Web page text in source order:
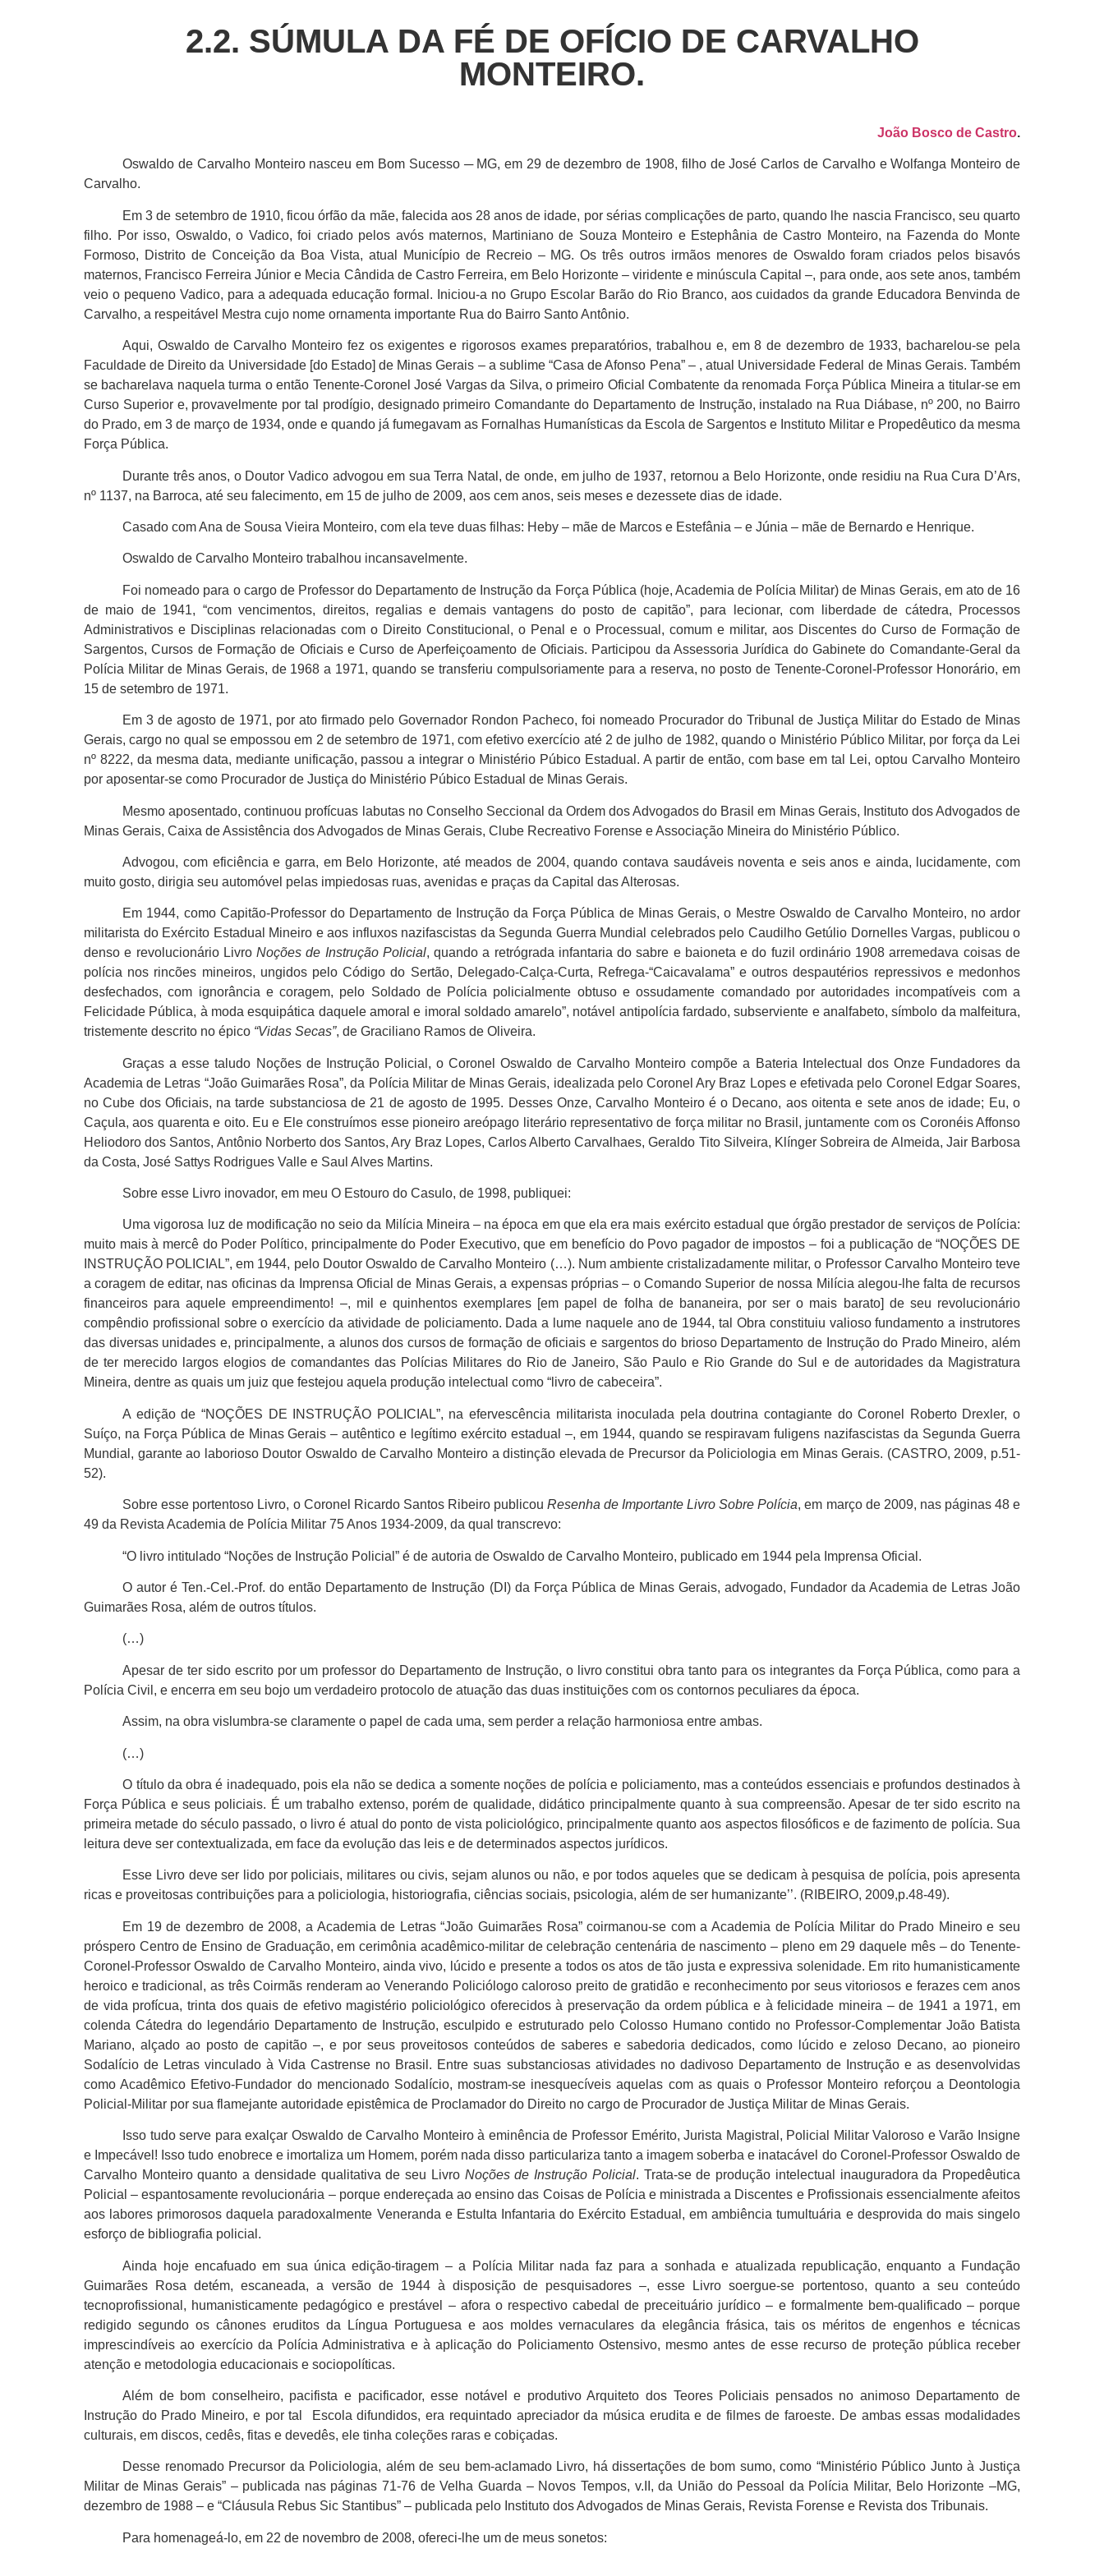
2.2. SÚMULA DA FÉ DE OFÍCIO DE CARVALHO
MONTEIRO.
João Bosco de Castro.
Oswaldo de Carvalho Monteiro nasceu em Bom Sucesso ─ MG, em 29 de dezembro de 1908, filho de José Carlos de Carvalho e Wolfanga Monteiro de
Carvalho.
Em 3 de setembro de 1910, ficou órfão da mãe, falecida aos 28 anos de idade, por sérias complicações de parto, quando lhe nascia Francisco, seu quarto
filho. Por isso, Oswaldo, o Vadico, foi criado pelos avós maternos, Martiniano de Souza Monteiro e Estephânia de Castro Monteiro, na Fazenda do Monte
Formoso, Distrito de Conceição da Boa Vista, atual Município de Recreio – MG. Os três outros irmãos menores de Oswaldo foram criados pelos bisavós
maternos, Francisco Ferreira Júnior e Mecia Cândida de Castro Ferreira, em Belo Horizonte – viridente e minúscula Capital –, para onde, aos sete anos, também
veio o pequeno Vadico, para a adequada educação formal. Iniciou-a no Grupo Escolar Barão do Rio Branco, aos cuidados da grande Educadora Benvinda de
Carvalho, a respeitável Mestra cujo nome ornamenta importante Rua do Bairro Santo Antônio.
Aqui, Oswaldo de Carvalho Monteiro fez os exigentes e rigorosos exames preparatórios, trabalhou e, em 8 de dezembro de 1933, bacharelou-se pela
Faculdade de Direito da Universidade [do Estado] de Minas Gerais – a sublime “Casa de Afonso Pena” – , atual Universidade Federal de Minas Gerais. Também
se bacharelava naquela turma o então Tenente-Coronel José Vargas da Silva, o primeiro Oficial Combatente da renomada Força Pública Mineira a titular-se em
Curso Superior e, provavelmente por tal prodígio, designado primeiro Comandante do Departamento de Instrução, instalado na Rua Diábase, nº 200, no Bairro
do Prado, em 3 de março de 1934, onde e quando já fumegavam as Fornalhas Humanísticas da Escola de Sargentos e Instituto Militar e Propedêutico da mesma
Força Pública.
Durante três anos, o Doutor Vadico advogou em sua Terra Natal, de onde, em julho de 1937, retornou a Belo Horizonte, onde residiu na Rua Cura D’Ars,
nº 1137, na Barroca, até seu falecimento, em 15 de julho de 2009, aos cem anos, seis meses e dezessete dias de idade.
Casado com Ana de Sousa Vieira Monteiro, com ela teve duas filhas: Heby – mãe de Marcos e Estefânia – e Júnia – mãe de Bernardo e Henrique.
Oswaldo de Carvalho Monteiro trabalhou incansavelmente.
Foi nomeado para o cargo de Professor do Departamento de Instrução da Força Pública (hoje, Academia de Polícia Militar) de Minas Gerais, em ato de 16
de maio de 1941, “com vencimentos, direitos, regalias e demais vantagens do posto de capitão”, para lecionar, com liberdade de cátedra, Processos
Administrativos e Disciplinas relacionadas com o Direito Constitucional, o Penal e o Processual, comum e militar, aos Discentes do Curso de Formação de
Sargentos, Cursos de Formação de Oficiais e Curso de Aperfeiçoamento de Oficiais. Participou da Assessoria Jurídica do Gabinete do Comandante-Geral da
Polícia Militar de Minas Gerais, de 1968 a 1971, quando se transferiu compulsoriamente para a reserva, no posto de Tenente-Coronel-Professor Honorário, em
15 de setembro de 1971.
Em 3 de agosto de 1971, por ato firmado pelo Governador Rondon Pacheco, foi nomeado Procurador do Tribunal de Justiça Militar do Estado de Minas
Gerais, cargo no qual se empossou em 2 de setembro de 1971, com efetivo exercício até 2 de julho de 1982, quando o Ministério Público Militar, por força da Lei
nº 8222, da mesma data, mediante unificação, passou a integrar o Ministério Púbico Estadual. A partir de então, com base em tal Lei, optou Carvalho Monteiro
por aposentar-se como Procurador de Justiça do Ministério Púbico Estadual de Minas Gerais.
Mesmo aposentado, continuou profícuas labutas no Conselho Seccional da Ordem dos Advogados do Brasil em Minas Gerais, Instituto dos Advogados de
Minas Gerais, Caixa de Assistência dos Advogados de Minas Gerais, Clube Recreativo Forense e Associação Mineira do Ministério Público.
Advogou, com eficiência e garra, em Belo Horizonte, até meados de 2004, quando contava saudáveis noventa e seis anos e ainda, lucidamente, com
muito gosto, dirigia seu automóvel pelas impiedosas ruas, avenidas e praças da Capital das Alterosas.
Em 1944, como Capitão-Professor do Departamento de Instrução da Força Pública de Minas Gerais, o Mestre Oswaldo de Carvalho Monteiro, no ardor
militarista do Exército Estadual Mineiro e aos influxos nazifascistas da Segunda Guerra Mundial celebrados pelo Caudilho Getúlio Dornelles Vargas, publicou o
denso e revolucionário LivroNoções de Instrução Policial, quando a retrógrada infantaria do sabre e baioneta e do fuzil ordinário 1908 arremedava coisas de
polícia nos rincões mineiros, ungidos pelo Código do Sertão, Delegado-Calça-Curta, Refrega-“Caicavalama” e outros despautérios repressivos e medonhos
desfechados, com ignorância e coragem, pelo Soldado de Polícia policialmente obtuso e ossudamente comandado por autoridades incompatíveis com a
Felicidade Pública, à moda esquipática daquele amoral e imoral soldado amarelo”, notável antipolícia fardado, subserviente e analfabeto, símbolo da malfeitura,
tristemente descrito no épico “Vidas Secas”, de Graciliano Ramos de Oliveira.
Graças a esse taludo Noções de Instrução Policial, o Coronel Oswaldo de Carvalho Monteiro compõe a Bateria Intelectual dos Onze Fundadores da
Academia de Letras “João Guimarães Rosa”, da Polícia Militar de Minas Gerais, idealizada pelo Coronel Ary Braz Lopes e efetivada pelo Coronel Edgar Soares,
no Cube dos Oficiais, na tarde substanciosa de 21 de agosto de 1995. Desses Onze, Carvalho Monteiro é o Decano, aos oitenta e sete anos de idade; Eu, o
Caçula, aos quarenta e oito. Eu e Ele construímos esse pioneiro areópago literário representativo de força militar no Brasil, juntamente com os Coronéis Affonso
Heliodoro dos Santos, Antônio Norberto dos Santos, Ary Braz Lopes, Carlos Alberto Carvalhaes, Geraldo Tito Silveira, Klínger Sobreira de Almeida, Jair Barbosa
da Costa, José Sattys Rodrigues Valle e Saul Alves Martins.
Sobre esse Livro inovador, em meu O Estouro do Casulo, de 1998, publiquei:
Uma vigorosa luz de modificação no seio da Milícia Mineira – na época em que ela era mais exército estadual que órgão prestador de serviços de Polícia:
muito mais à mercê do Poder Político, principalmente do Poder Executivo, que em benefício do Povo pagador de impostos – foi a publicação de “NOÇÕES DE
INSTRUÇÃO POLICIAL”, em 1944, pelo Doutor Oswaldo de Carvalho Monteiro (…). Num ambiente cristalizadamente militar, o Professor Carvalho Monteiro teve
a coragem de editar, nas oficinas da Imprensa Oficial de Minas Gerais, a expensas próprias – o Comando Superior de nossa Milícia alegou-lhe falta de recursos
financeiros para aquele empreendimento! –, mil e quinhentos exemplares [em papel de folha de bananeira, por ser o mais barato] de seu revolucionário
compêndio profissional sobre o exercício da atividade de policiamento. Dada a lume naquele ano de 1944, tal Obra constituiu valioso fundamento a instrutores
das diversas unidades e, principalmente, a alunos dos cursos de formação de oficiais e sargentos do brioso Departamento de Instrução do Prado Mineiro, além
de ter merecido largos elogios de comandantes das Polícias Militares do Rio de Janeiro, São Paulo e Rio Grande do Sul e de autoridades da Magistratura
Mineira, dentre as quais um juiz que festejou aquela produção intelectual como “livro de cabeceira”.
A edição de “NOÇÕES DE INSTRUÇÃO POLICIAL”, na efervescência militarista inoculada pela doutrina contagiante do Coronel Roberto Drexler, o
Suíço, na Força Pública de Minas Gerais – autêntico e legítimo exército estadual –, em 1944, quando se respiravam fuligens nazifascistas da Segunda Guerra
Mundial, garante ao laborioso Doutor Oswaldo de Carvalho Monteiro a distinção elevada de Precursor da Policiologia em Minas Gerais. (CASTRO, 2009, p.51-
52).
Sobre esse portentoso Livro, o Coronel Ricardo Santos Ribeiro publicou Resenha de Importante Livro Sobre Polícia, em março de 2009, nas páginas 48 e
49 da Revista Academia de Polícia Militar 75 Anos 1934-2009, da qual transcrevo:
“O livro intitulado “Noções de Instrução Policial” é de autoria de Oswaldo de Carvalho Monteiro, publicado em 1944 pela Imprensa Oficial.
O autor é Ten.-Cel.-Prof. do então Departamento de Instrução (DI) da Força Pública de Minas Gerais, advogado, Fundador da Academia de Letras João
Guimarães Rosa, além de outros títulos.
(…)
Apesar de ter sido escrito por um professor do Departamento de Instrução, o livro constitui obra tanto para os integrantes da Força Pública, como para a
Polícia Civil, e encerra em seu bojo um verdadeiro protocolo de atuação das duas instituições com os contornos peculiares da época.
Assim, na obra vislumbra-se claramente o papel de cada uma, sem perder a relação harmoniosa entre ambas.
(…)
O título da obra é inadequado, pois ela não se dedica a somente noções de polícia e policiamento, mas a conteúdos essenciais e profundos destinados à
Força Pública e seus policiais. É um trabalho extenso, porém de qualidade, didático principalmente quanto à sua compreensão. Apesar de ter sido escrito na
primeira metade do século passado, o livro é atual do ponto de vista policiológico, principalmente quanto aos aspectos filosóficos e de fazimento de polícia. Sua
leitura deve ser contextualizada, em face da evolução das leis e de determinados aspectos jurídicos.
Esse Livro deve ser lido por policiais, militares ou civis, sejam alunos ou não, e por todos aqueles que se dedicam à pesquisa de polícia, pois apresenta
ricas e proveitosas contribuições para a policiologia, historiografia, ciências sociais, psicologia, além de ser humanizante’’. (RIBEIRO, 2009,p.48-49).
Em 19 de dezembro de 2008, a Academia de Letras “João Guimarães Rosa” coirmanou-se com a Academia de Polícia Militar do Prado Mineiro e seu
próspero Centro de Ensino de Graduação, em cerimônia acadêmico-militar de celebração centenária de nascimento – pleno em 29 daquele mês – do Tenente-
Coronel-Professor Oswaldo de Carvalho Monteiro, ainda vivo, lúcido e presente a todos os atos de tão justa e expressiva solenidade. Em rito humanisticamente
heroico e tradicional, as três Coirmãs renderam ao Venerando Policiólogo caloroso preito de gratidão e reconhecimento por seus vitoriosos e ferazes cem anos
de vida profícua, trinta dos quais de efetivo magistério policiológico oferecidos à preservação da ordem pública e à felicidade mineira – de 1941 a 1971, em
colenda Cátedra do legendário Departamento de Instrução, esculpido e estruturado pelo Colosso Humano contido no Professor-Complementar João Batista
Mariano, alçado ao posto de capitão –, e por seus proveitosos conteúdos de saberes e sabedoria dedicados, como lúcido e zeloso Decano, ao pioneiro
Sodalício de Letras vinculado à Vida Castrense no Brasil. Entre suas substanciosas atividades no dadivoso Departamento de Instrução e as desenvolvidas
como Acadêmico Efetivo-Fundador do mencionado Sodalício, mostram-se inesquecíveis aquelas com as quais o Professor Monteiro reforçou a Deontologia
Policial-Militar por sua flamejante autoridade epistêmica de Proclamador do Direito no cargo de Procurador de Justiça Militar de Minas Gerais.
Isso tudo serve para exalçar Oswaldo de Carvalho Monteiro à eminência de Professor Emérito, Jurista Magistral, Policial Militar Valoroso e Varão Insigne
e Impecável! Isso tudo enobrece e imortaliza um Homem, porém nada disso particulariza tanto a imagem soberba e inatacável do Coronel-Professor Oswaldo de
Carvalho Monteiro quanto a densidade qualitativa de seu Livro Noções de Instrução Policial. Trata-se de produção intelectual inauguradora da Propedêutica
Policial – espantosamente revolucionária – porque endereçada ao ensino das Coisas de Polícia e ministrada a Discentes e Profissionais essencialmente afeitos
aos labores primorosos daquela paradoxalmente Veneranda e Estulta Infantaria do Exército Estadual, em ambiência tumultuária e desprovida do mais singelo
esforço de bibliografia policial.
Ainda hoje encafuado em sua única edição-tiragem – a Polícia Militar nada faz para a sonhada e atualizada republicação, enquanto a Fundação
Guimarães Rosa detém, escaneada, a versão de 1944 à disposição de pesquisadores –, esse Livro soergue-se portentoso, quanto a seu conteúdo
tecnoprofissional, humanisticamente pedagógico e prestável – afora o respectivo cabedal de preceituário jurídico – e formalmente bem-qualificado – porque
redigido segundo os cânones eruditos da Língua Portuguesa e aos moldes vernaculares da elegância frásica, tais os méritos de engenhos e técnicas
imprescindíveis ao exercício da Polícia Administrativa e à aplicação do Policiamento Ostensivo, mesmo antes de esse recurso de proteção pública receber
atenção e metodologia educacionais e sociopolíticas.
Além de bom conselheiro, pacifista e pacificador, esse notável e produtivo Arquiteto dos Teores Policiais pensados no animoso Departamento de
Instrução do Prado Mineiro, e por tal Escola difundidos, era requintado apreciador da música erudita e de filmes de faroeste. De ambas essas modalidades
culturais, em discos, cedês, fitas e devedês, ele tinha coleções raras e cobiçadas.
Desse renomado Precursor da Policiologia, além de seu bem-aclamado Livro, há dissertações de bom sumo, como “Ministério Público Junto à Justiça
Militar de Minas Gerais” – publicada nas páginas 71-76 de Velha Guarda – Novos Tempos, v.II, da União do Pessoal da Polícia Militar, Belo Horizonte –MG,
dezembro de 1988 – e “Cláusula Rebus Sic Stantibus” – publicada pelo Instituto dos Advogados de Minas Gerais, Revista Forense e Revista dos Tribunais.
Para homenageá-lo, em 22 de novembro de 2008, ofereci-lhe um de meus sonetos: